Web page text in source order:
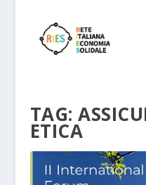
TAG:
ETICA